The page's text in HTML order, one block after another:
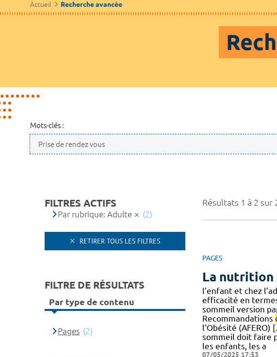
Accueil Recherche avancée
Mots-clés :
Résultats 1 à 2 sur
PAGES
La nutrition
l’enfant et chez
efficacité en
sommeil version
Recommandations
l'Obésité (AFERO)
sommeil doit faire
les enfants, les a
07/05/2025 17:53
FILTRES ACTIFS
Par rubrique: Adulte (2)
RETIRER TOUS LES FILTRES
FILTRE DE RÉSULTATS
Par type de contenu
Pages (2)